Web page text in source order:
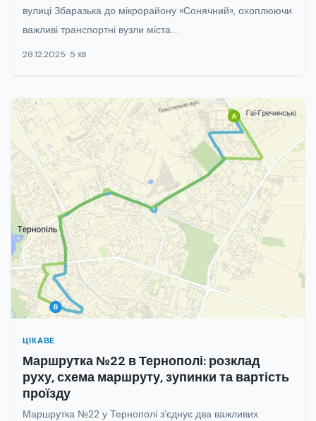
вулиці Збаразька до мікрорайону «Сонячний», охоплюючи
важливі транспортні вузли міста....
28.12.2025 5 хв
ЦІКАВЕ
Маршрутка №22 в Тернополі: розклад
руху, схема маршруту, зупинки та вартість
проїзду
Маршрутка №22 у Тернополі з’єднує два важливих